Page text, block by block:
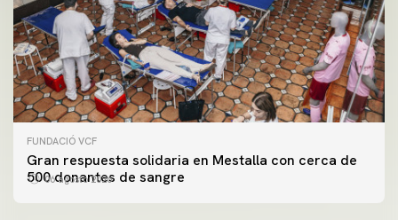
FUNDACIÓ VCF
Gran respuesta solidaria en Mestalla con cerca de
500 donantes de sangre
06 agosto 2026